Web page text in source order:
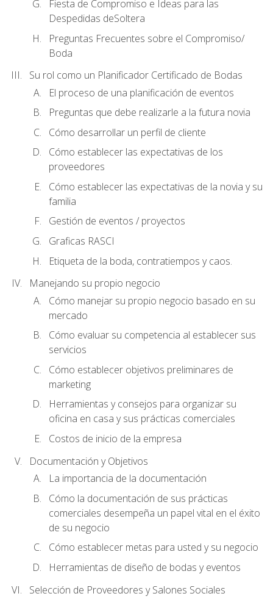
Fiesta de Compromiso e Ideas para las
Despedidas deSoltera
Preguntas Frecuentes sobre el Compromiso/
Boda
Su rol como un Planificador Certificado de Bodas
El proceso de una planificación de eventos
Preguntas que debe realizarle a la futura novia
Cómo desarrollar un perfil de cliente
Cómo establecer las expectativas de los
proveedores
Cómo establecer las expectativas de la novia y su
familia
Gestión de eventos / proyectos
Graficas RASCI
Etiqueta de la boda, contratiempos y caos.
Manejando su propio negocio
Cómo manejar su propio negocio basado en su
mercado
Cómo evaluar su competencia al establecer sus
servicios
Cómo establecer objetivos preliminares de
marketing
Herramientas y consejos para organizar su
oficina en casa y sus prácticas comerciales
Costos de inicio de la empresa
Documentación y Objetivos
La importancia de la documentación
Cómo la documentación de sus prácticas
comerciales desempeña un papel vital en el éxito
de su negocio
Cómo establecer metas para usted y su negocio
Herramientas de diseño de bodas y eventos
Selección de Proveedores y Salones Sociales